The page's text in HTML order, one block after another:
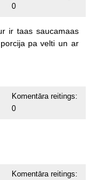
0
ir taas saucamaas
porcija pa velti un ar
Komentāra reitings:
0
Komentāra reitings: